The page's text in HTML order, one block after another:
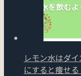
レモン水はダ
にすると痩せる